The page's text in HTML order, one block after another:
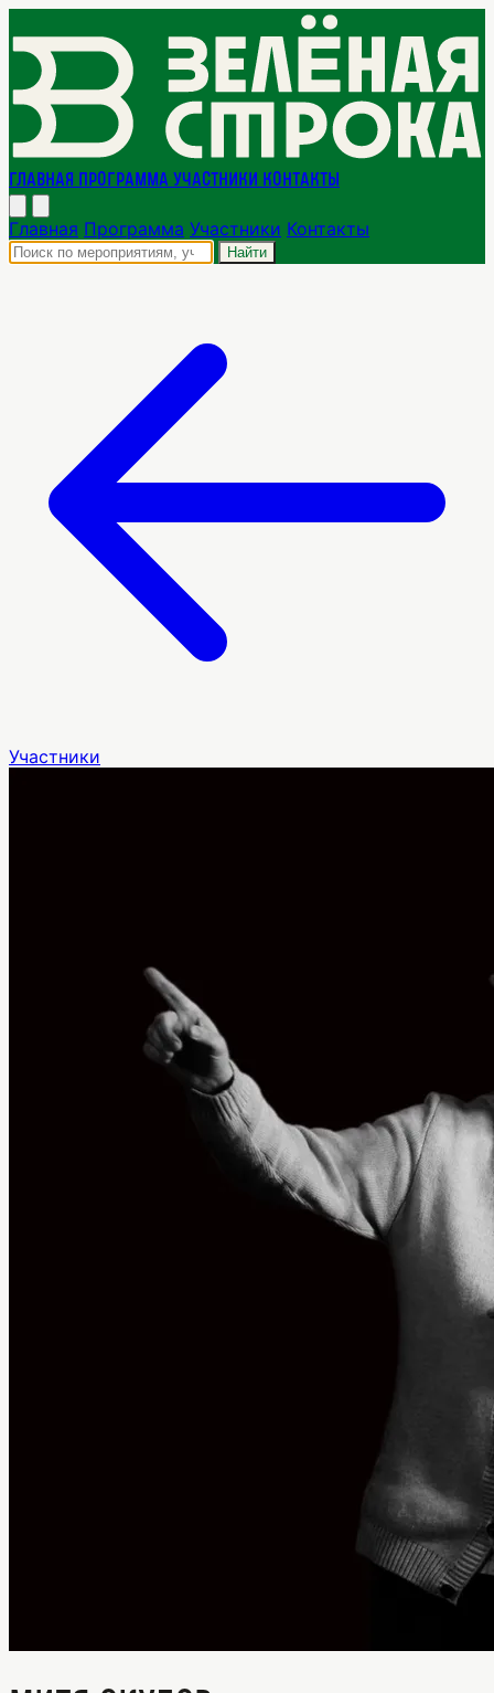
Главная Программа Участники Контакты
Главная Программа Участники Контакты
Найти
Участники